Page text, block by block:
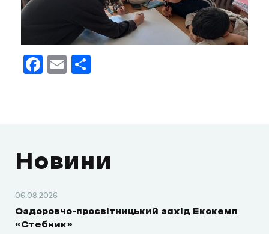
Facebook
Email
Новини
06.08.2026
Оздоровчо-просвітницький захід Екокемп
«Стебник»